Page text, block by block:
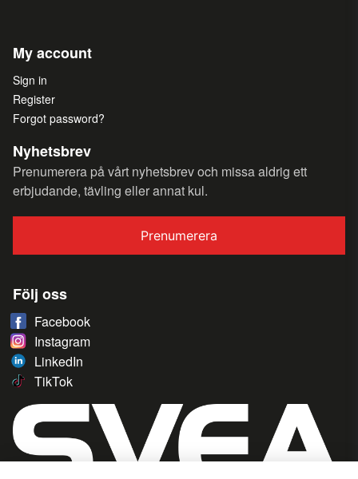
My account
Sign in
Register
Forgot password?
Nyhetsbrev
Prenumerera på vårt nyhetsbrev och missa aldrig ett
erbjudande, tävling eller annat kul.
Prenumerera
Följ oss
Facebook
Instagram
LinkedIn
TikTok